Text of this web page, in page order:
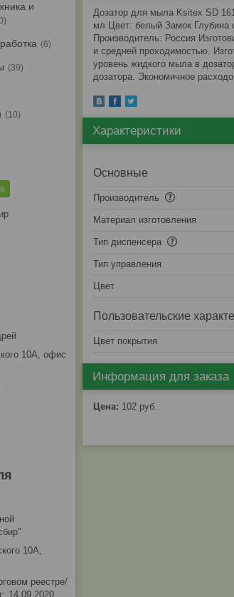
Дозатор для мыла Ksitex SD
мл Цвет: белый Замок Глубина
Производитель: Россия
и средней проходимостью.
уровень жидкого мыла в
дозатора. Экономичное
Характеристики
Основные
Производитель
Материал изготовления
Тип диспенсера
Тип управления
Цвет
Пользовательские
Цвет покрытия
Информация для заказа
Цена: 102 руб.
и
6
39
10
10А, офис
10А,
реестре/
14.09.2020